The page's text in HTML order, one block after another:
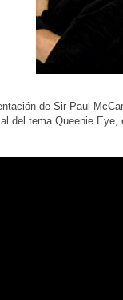
de Sir Paul
del tema Queenie